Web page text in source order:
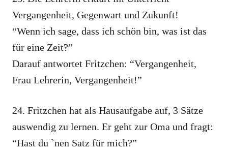
Vergangenheit, Gegenwart und Zukunft!
“Wenn ich sage, dass ich schön bin, was ist das
für eine Zeit?”
Darauf antwortet Fritzchen: “Vergangenheit,
Frau Lehrerin, Vergangenheit!”
24. Fritzchen hat als Hausaufgabe auf, 3 Sätze
auswendig zu lernen. Er geht zur Oma und fragt:
“Hast du `nen Satz für mich?”